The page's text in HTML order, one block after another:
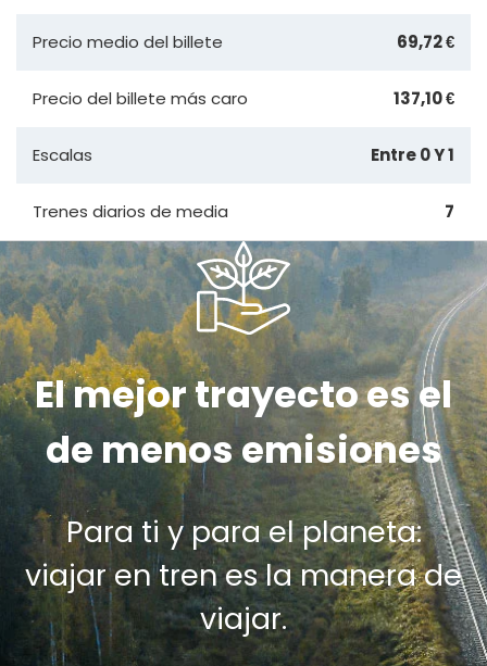
Precio medio del billete 69,72 €
Precio del billete más caro 137,10 €
Escalas Entre 0 Y 1
Trenes diarios de media 7
El mejor trayecto es el
de menos emisiones
Para ti y para el planeta:
viajar en tren es la manera de
viajar.